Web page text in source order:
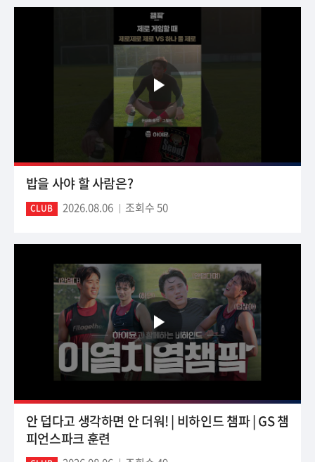
밥을 사야 할 사람은?
CLUB 2026.08.06 조회수 50
안 덥다고 생각하면 안 더워! | 비하인드 챔파 | GS 챔
피언스파크 훈련